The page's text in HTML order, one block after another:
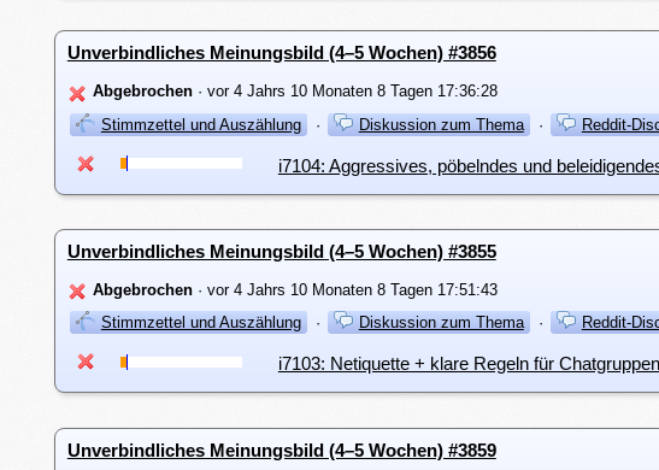
Unverbindliches Meinungsbild (4–5 Wochen) #3856
Abgebrochen· vor 4 Jahrs 10 Monaten 8 Tagen 17:36:28
Stimmzettel und Auszählung
· Diskussion zum Thema · Reddit-
i7104: Aggressives, pöbelndes und
Unverbindliches Meinungsbild (4–5 Wochen) #3855
Abgebrochen· vor 4 Jahrs 10 Monaten 8 Tagen 17:51:43
Stimmzettel und Auszählung
· Diskussion zum Thema · Reddit-
i7103: Netiquette + klare Regeln für
Unverbindliches Meinungsbild (4–5 Wochen) #3859